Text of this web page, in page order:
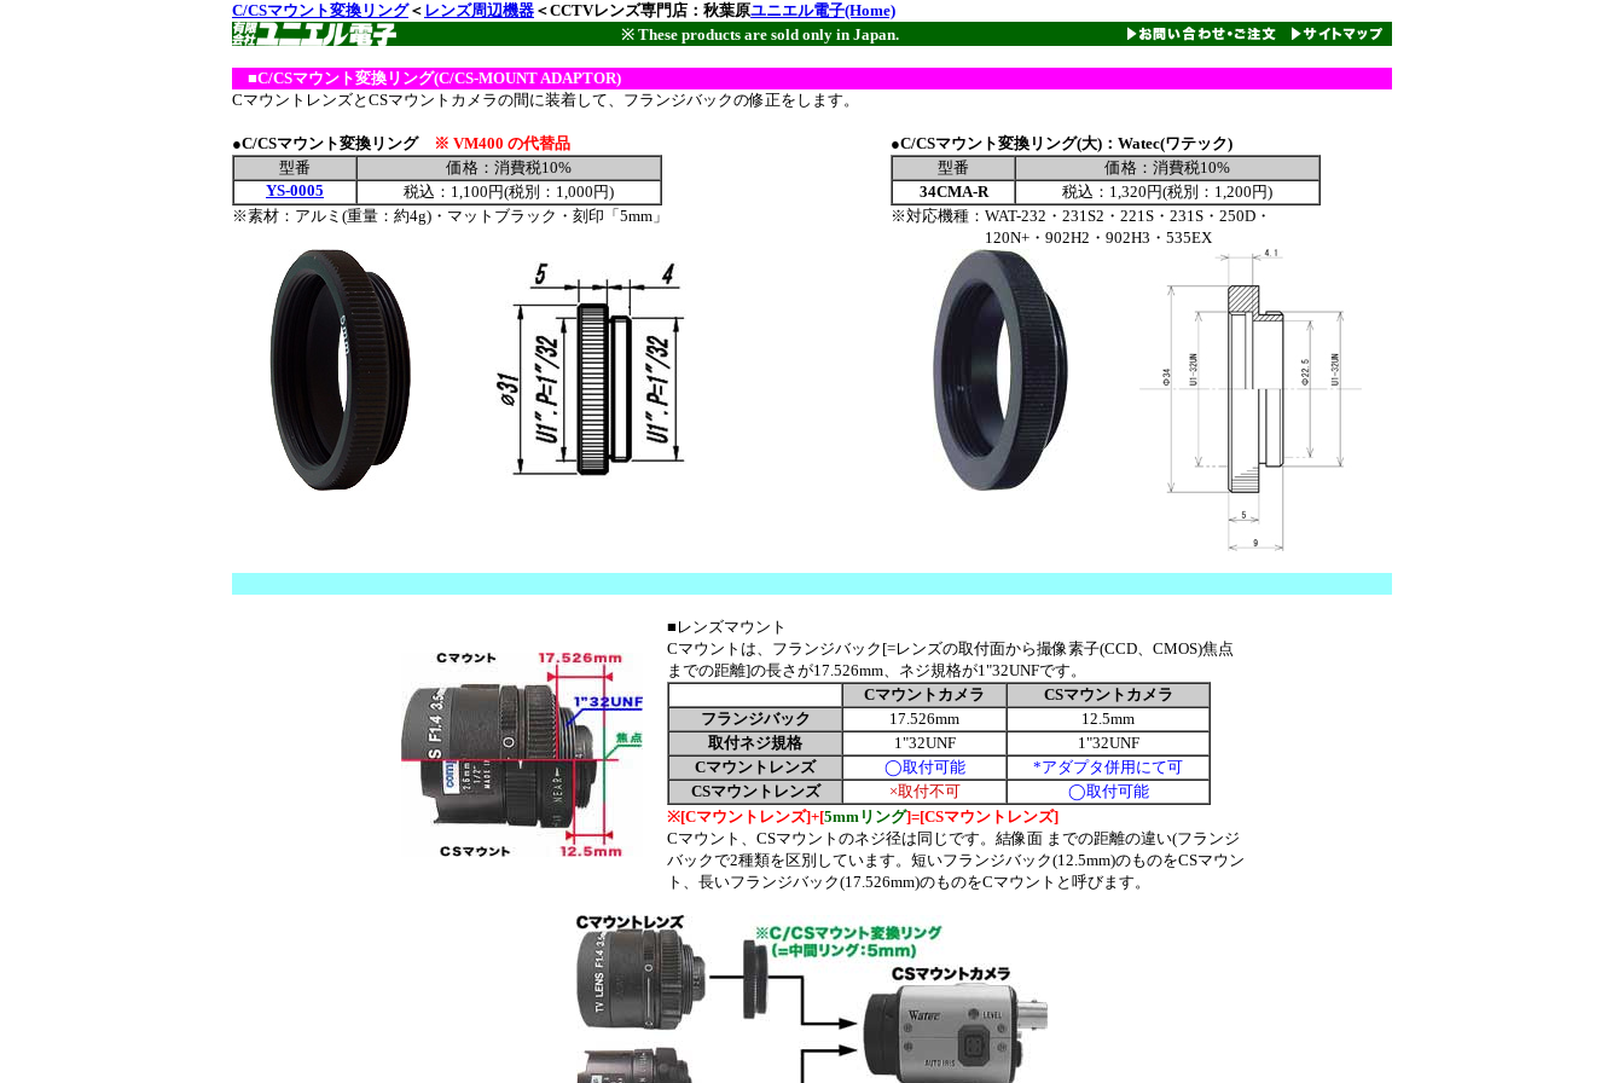
C/CSマウント変換リング＜ レンズ周辺機器 ＜CCTVレンズ専門店：秋葉原ユニエル電子(Home)
※ These products are sold only in Japan.
■C/CSマウント変換リング(C/CS-MOUNT ADAPTOR)
CマウントレンズとCSマウントカメラの間に装着して、フランジバックの修正をします。
●C/CSマウント変換リング
※ VM400 の代替品
型番
価格：消費税10%
YS-0005
税込：1,100円(税別：1,000円)
※素材：アルミ(重量：約4g)・マットブラック・刻印「5mm」
●C/CSマウント変換リング(大)：Watec(ワテック)
型番
価格：消費税10%
34CMA-R
税込：1,320円(税別：1,200円)
※対応機種：WAT-232・231S2・221S・231S・250D・
120N+・902H2・902H3・535EX
■レンズマウント
Cマウントは、フランジバック[=レンズの取付面から撮像素子(CCD、CMOS)焦点
までの距離]の長さが17.526mm、ネジ規格が1"32UNFです。
Cマウントカメラ
CSマウントカメラ
フランジバック
17.526mm
12.5mm
取付ネジ規格
1"32UNF
1"32UNF
Cマウントレンズ
◯取付可能
*アダプタ併用にて可
CSマウントレンズ
×取付不可
◯取付可能
※[Cマウントレンズ]+[5mmリング]=[CSマウントレンズ]
Cマウント、CSマウントのネジ径は同じです。結像面 までの距離の違い(フランジ
バックで2種類を区別しています。短いフランジバック(12.5mm)のものをCSマウン
ト、長いフランジバック(17.526mm)のものをCマウントと呼びます。